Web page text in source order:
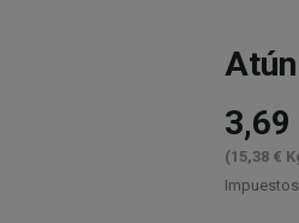
3,69
(15,38 €